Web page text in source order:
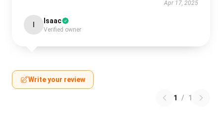
Apr 17, 2025
Isaac
Verified owner
Write your review
1 / 1